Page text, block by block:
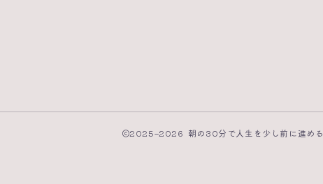
2025–2026 朝の30分で人生を少し前に進める